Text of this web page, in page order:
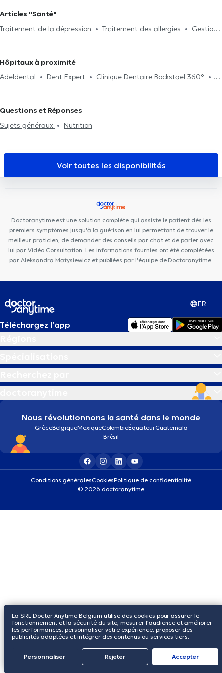
dépression
Conseils diététiques
Fleurs de Bach
Traitement de l'insomnie - troubles du sommeil
Articles "Santé"
Traitement de la dépression
Traitement des allergies
Gestion
Hôpitaux à proximité
Adeldental
Dent Expert
Clinique Dentaire Bockstael 360°
de diététique NaturHouse Jette
médical Charles Woeste
Polyclinique Médico-Dentaire Belgica
Médical Laeken
Centre Paramédical 576
Parklane Dental
Clinic - Tour & Taxis
Centre Medical Fulton
Dental Clinic Tour &
Taxis
Questions et Réponses
Sujets généraux
Nutrition
Voir toutes les disponibilités
Doctoranytime est une solution complète qui assiste le patient dès les
premiers symptômes jusqu'à la guérison en lui permettant de trouver le
meilleur praticien, de demander des conseils par chat et de parler avec
lui par Vidéo Consultation. Les informations fournies ont été complétées
par Aleksandra Matysiewicz et publiées par l'équipe de Doctoranytime.
FR
Téléchargez l’app
Nous révolutionnons la santé dans le monde
GrèceBelgiqueMexiqueColombieÉquateurGuatemala
Brésil
Conditions généralesCookiesPolitique de confidentialité
© 2026 doctoranytime
La SRL Doctor Anytime Belgium utilise des cookies pour assurer le
fonctionnement et la sécurité du site, mesurer l’audience et améliorer
les performances, personnaliser votre expérience, proposer des
publicités adaptées et intégrer des contenus ou services tiers.
Personnaliser Rejeter Αccepter